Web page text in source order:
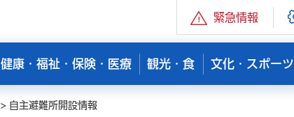
緊急情報
健康・福祉・保険・医療 観光・食 文化・スポーツ
> 自主避難所開設情報